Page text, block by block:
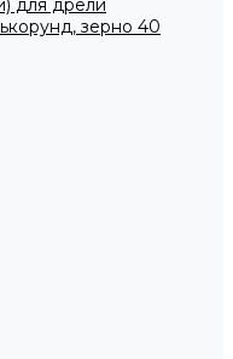
для дрели
зерно 40